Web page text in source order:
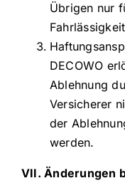
Übrigen nur
DECOWO
Ablehnung
Versicherer
der
werden.
VII. Änderungen